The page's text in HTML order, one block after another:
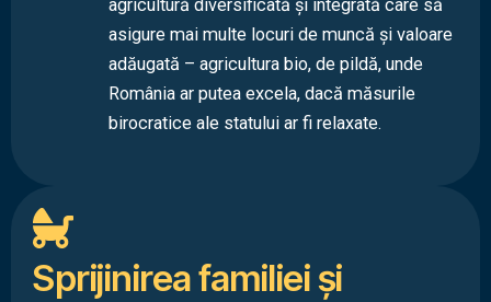
agricultură diversificată și integrată care să
asigure mai multe locuri de muncă și valoare
adăugată – agricultura bio, de pildă, unde
România ar putea excela, dacă măsurile
birocratice ale statului ar fi relaxate.
Sprijinirea familiei și